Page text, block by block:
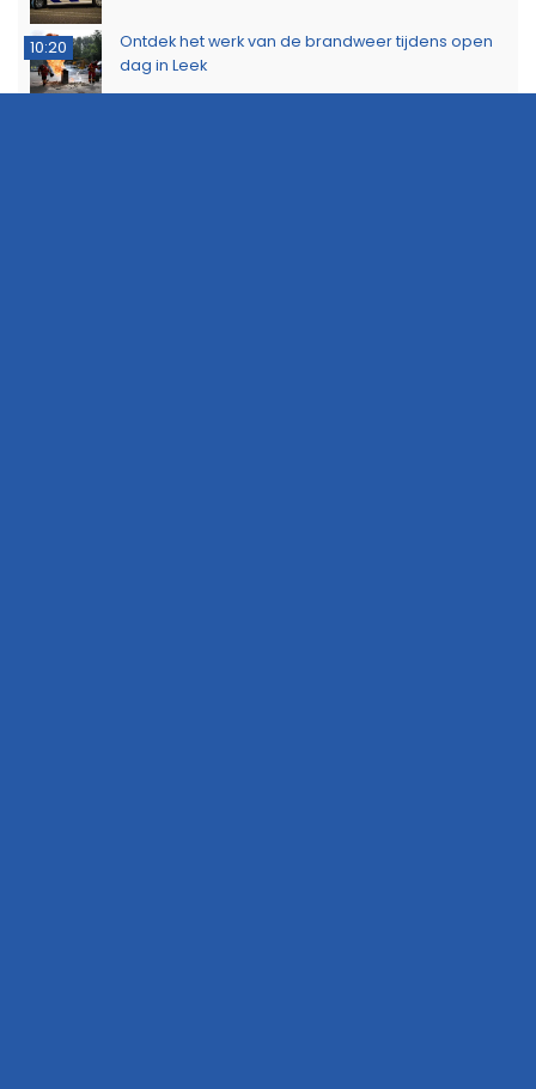
10:20
Ontdek het werk van de brandweer tijdens open
dag in Leek